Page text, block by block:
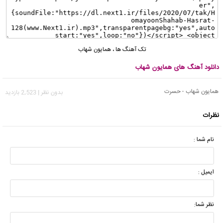
تک آهنگ ها، همایون شهاب
دانلود آهنگ های همایون شهاب
همایون شهاب - حسرت بدون نظر | 2,523 بازدید
نظرات
نام شما :
ایمیل :
نظر شما: